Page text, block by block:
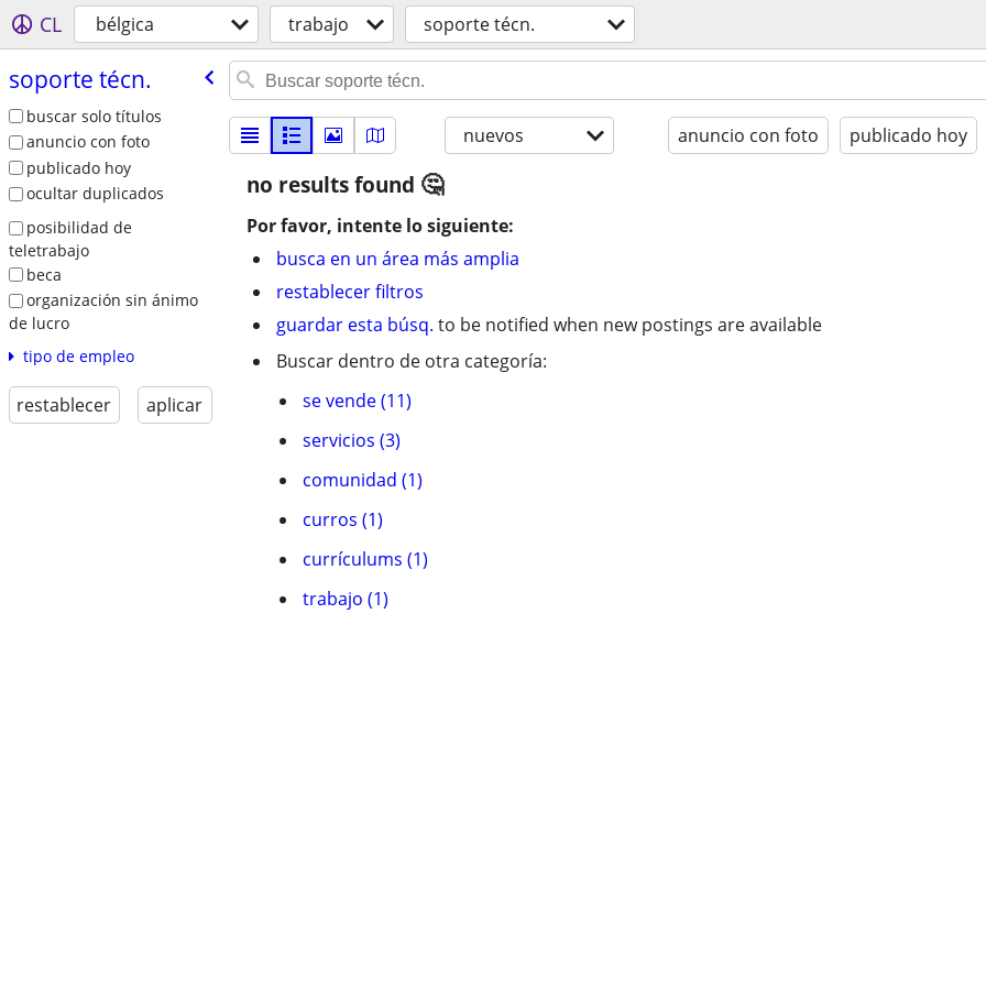
CL bélgica trabajo soporte técn.
soporte técn.
buscar solo títulos
anuncio con foto
publicado hoy
ocultar duplicados
posibilidad de
teletrabajo
beca
organización sin ánimo
de lucro
tipo de empleo
restablecer aplicar
nuevos anuncio con foto publicado hoy
no results found
Por favor, intente lo siguiente:
busca en un área más amplia
restablecer filtros
guardar esta búsq. to be notified when new postings are available
Buscar dentro de otra categoría:
se vende (11)
servicios (3)
comunidad (1)
curros (1)
currículums (1)
trabajo (1)